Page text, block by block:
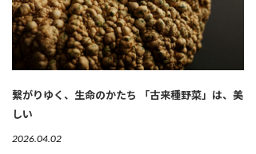
繋がりゆく、生命のかたち 「古来種野菜」は、美
しい
2026.04.02